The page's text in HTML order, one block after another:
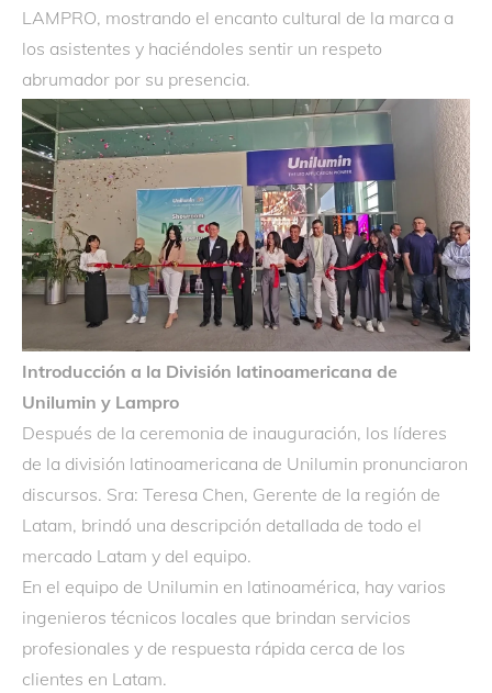
LAMPRO, mostrando el encanto cultural de la marca a
los asistentes y haciéndoles sentir un respeto
abrumador por su presencia.
Introducción a la División latinoamericana de
Unilumin y Lampro
Después de la ceremonia de inauguración, los líderes
de la división latinoamericana de Unilumin pronunciaron
discursos. Sra: Teresa Chen, Gerente de la región de
Latam, brindó una descripción detallada de todo el
mercado Latam y del equipo.
En el equipo de Unilumin en latinoamérica, hay varios
ingenieros técnicos locales que brindan servicios
profesionales y de respuesta rápida cerca de los
clientes en Latam.